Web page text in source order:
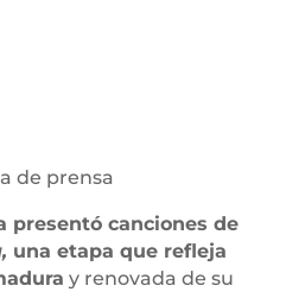
de prensa
presentó canciones de
una etapa que refleja
y renovada de su